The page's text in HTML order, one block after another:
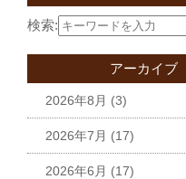
検索:
アーカイブ
2026年8月 (3)
2026年7月 (17)
2026年6月 (17)